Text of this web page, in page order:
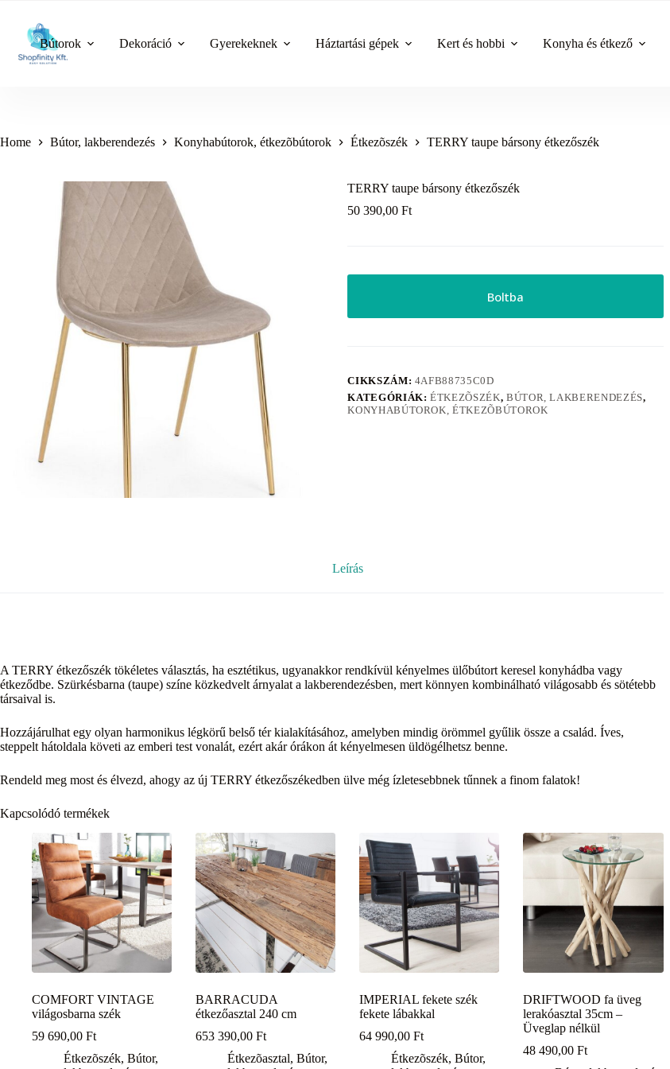
content
Bútorok Dekoráció Gyerekeknek Háztartási gépek Kert és hobbi Konyha és étkező
Home Bútor, lakberendezés Konyhabútorok, étkezõbútorok Étkezõszék TERRY taupe bársony étkezőszék
TERRY taupe bársony étkezőszék
50 390,00Ft
Boltba
CIKKSZÁM: 4AFB88735C0D
KATEGÓRIÁK:ÉTKEZÕSZÉK, BÚTOR, LAKBERENDEZÉS,
KONYHABÚTOROK, ÉTKEZÕBÚTOROK
Leírás
A TERRY étkezőszék tökéletes választás, ha esztétikus, ugyanakkor rendkívül kényelmes ülőbútort keresel konyhádba vagy
étkeződbe. Szürkésbarna (taupe) színe közkedvelt árnyalat a lakberendezésben, mert könnyen kombinálható világosabb és sötétebb
társaival is.
Hozzájárulhat egy olyan harmonikus légkörű belső tér kialakításához, amelyben mindig örömmel gyűlik össze a család. Íves,
steppelt hátoldala követi az emberi test vonalát, ezért akár órákon át kényelmesen üldögélhetsz benne.
Rendeld meg most és élvezd, ahogy az új TERRY étkezőszékedben ülve még ízletesebbnek tűnnek a finom falatok!
Kapcsolódó termékek
COMFORT VINTAGE
világosbarna szék
59 690,00 Ft
Étkezõszék, Bútor,
BARRACUDA
étkezőasztal 240 cm
653 390,00Ft
Étkezõasztal,Bútor,
IMPERIAL fekete szék
fekete lábakkal
64 990,00Ft
Étkezõszék,Bútor,
DRIFTWOOD fa üveg
lerakóasztal 35cm –
Üveglap nélkül
48 490,00Ft